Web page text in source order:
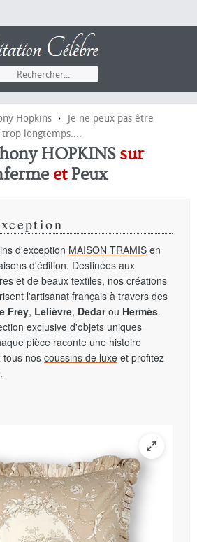
Hopkins ›
Je ne peux pas être
longtemps....
HOPKINSsur
et Peux
d'exception MAISON TRAMIS en
d'édition. Destinées aux
et de beaux textiles, nos créations
l'artisanat français à travers des
Frey, Lelièvre, Dedarou Hermès.
exclusive d'objets uniques
pièce raconte une histoire
tous nos coussins de luxe et profitez